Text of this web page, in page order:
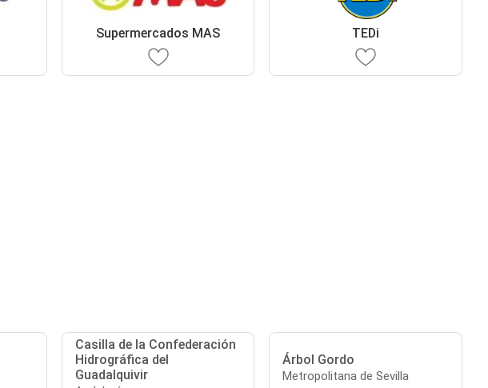
Supermercados MAS TEDi
Casilla de la Confederación
Hidrográfica del
Guadalquivir
Árbol Gordo
Metropolitana de Sevilla